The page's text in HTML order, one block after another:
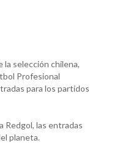
la selección chilena,
Profesional
para los partidos
Redgol, las entradas
planeta.